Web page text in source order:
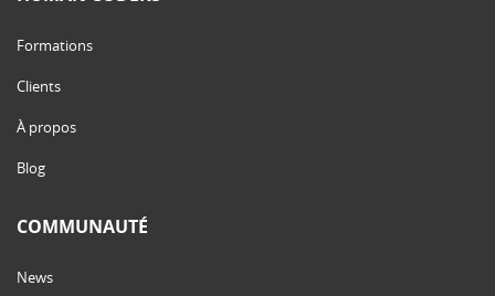
Formations
Clients
À propos
Blog
COMMUNAUTÉ
News